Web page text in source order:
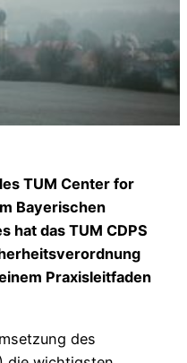
TUM Center for
Bayerischen
hat das TUM CDPS
Praxisleitfaden
des